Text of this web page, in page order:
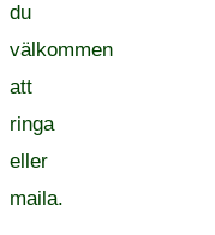
du
välkommen
att
ringa
eller
maila.